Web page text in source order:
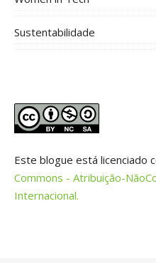
Sustentabilidade
Este blogue está licenciado
Commons - Atribuição-
Internacional.